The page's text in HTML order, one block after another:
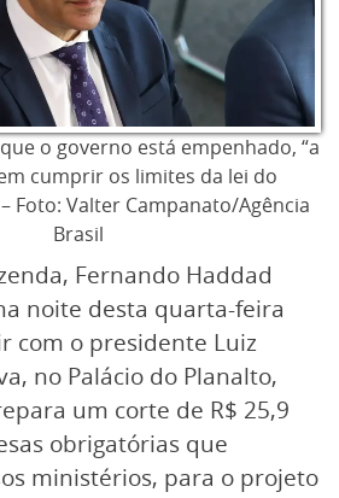
o governo está empenhado, “a
cumprir os limites da lei do
Foto: Valter Campanato/Agência
Brasil
Fernando Haddad
noite desta quarta-feira
com o presidente Luiz
no Palácio do Planalto,
um corte de R$ 25,9
obrigatórias que
ministérios, para o projeto